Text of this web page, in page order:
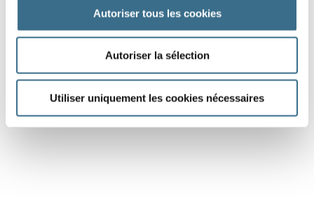
Autoriser tous les cookies
Autoriser la sélection
Utiliser uniquement les cookies nécessaires
DONE!